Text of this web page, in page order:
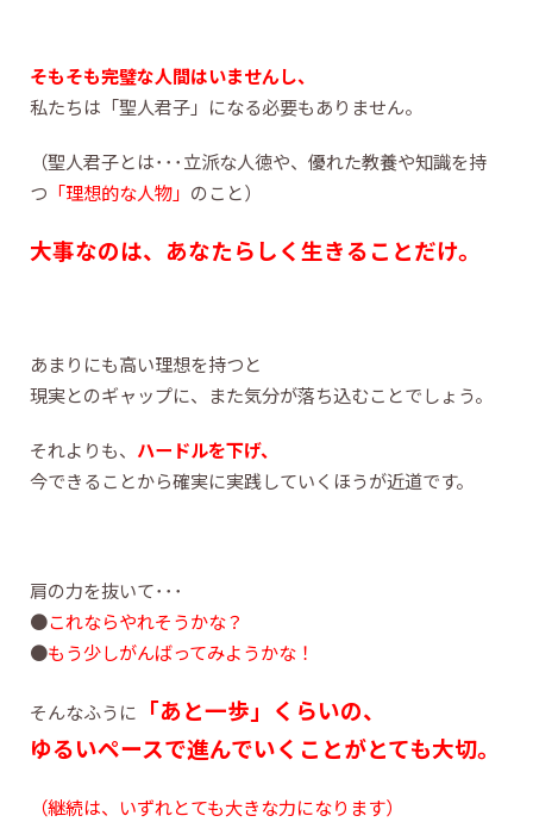
そもそも完璧な人間はいませんし、
私たちは「聖人君子」になる必要もありません。
（聖人君子とは･･･立派な人徳や、優れた教養や知識を持
つ 「理想的な人物」 のこと）
大事なのは、あなたらしく生きることだけ。
あまりにも高い理想を持つと
現実とのギャップに、また気分が落ち込むことでしょう。
それよりも、 ハードルを下げ、
今できることから確実に実践していくほうが近道です。
肩の力を抜いて･･･
●これならやれそうかな？
●もう少しがんばってみようかな！
そんなふうに 「あと一歩」くらいの、
ゆるいペースで進んでいくことがとても大切。
（継続は、いずれとても大きな力になります）